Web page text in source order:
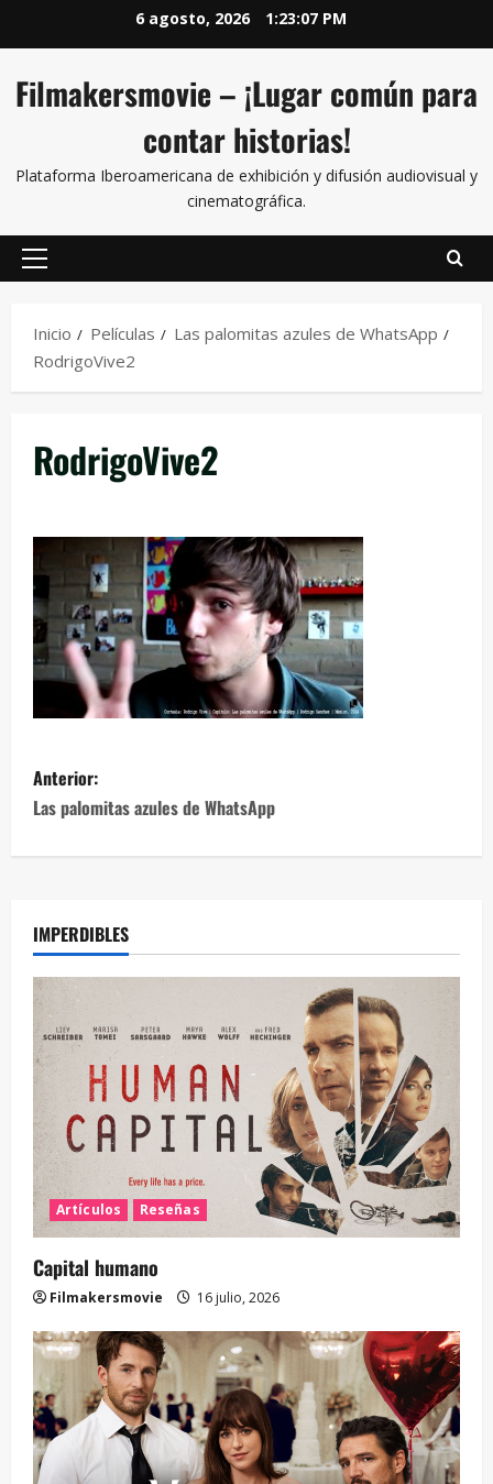
6 agosto, 2026 1:23:07 PM
Filmakersmovie – ¡Lugar común para
contar historias!
Plataforma Iberoamericana de exhibición y difusión audiovisual y
cinematográfica.
Inicio Películas
Las palomitas azules de WhatsApp
RodrigoVive2
RodrigoVive2
Anterior:
Las palomitas azules de WhatsApp
IMPERDIBLES
Artículos Reseñas
Capital humano
Filmakersmovie 16 julio, 2026